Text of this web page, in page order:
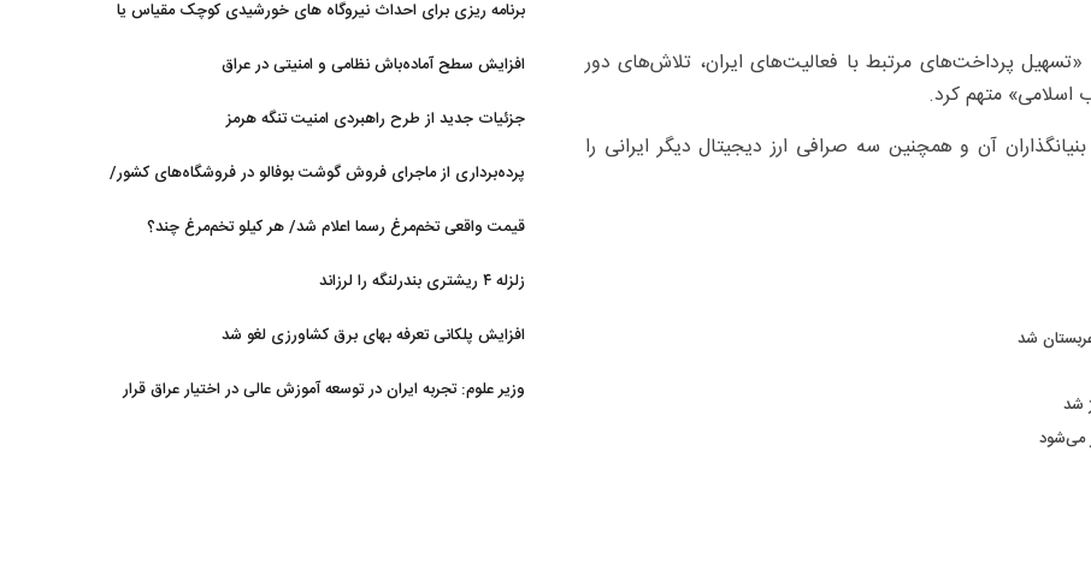
«تسهیل پرداخت‌های مرتبط با فعالیت‌های ایران، تلاش‌های دور
اسلامی» متهم کرد.
آن و همچنین سه صرافی ارز دیجیتال دیگر ایرانی را
شد
برنامه ریزی برای احداث نیروگاه های خورشیدی کوچک مقیاس یا
افزایش سطح آماده‌باش نظامی و امنیتی در عراق
جزئیات جدید از طرح راهبردی امنیت تنگه هرمز
پرده‌برداری از ماجرای فروش گوشت بوفالو در فروشگاه‌های کشور/
قیمت واقعی تخم‌مرغ رسما اعلام شد/ هر کیلو تخم‌مرغ چند؟
زلزله ۴ ریشتری بندرلنگه را لرزاند
افزایش پلکانی تعرفه بهای برق کشاورزی لغو شد
وزیر علوم: تجربه ایران در توسعه آموزش عالی در اختیار عراق قرار